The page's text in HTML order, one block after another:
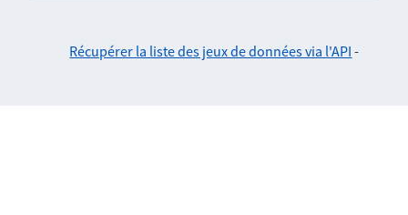
Récupérer la liste des jeux de données via l'API -